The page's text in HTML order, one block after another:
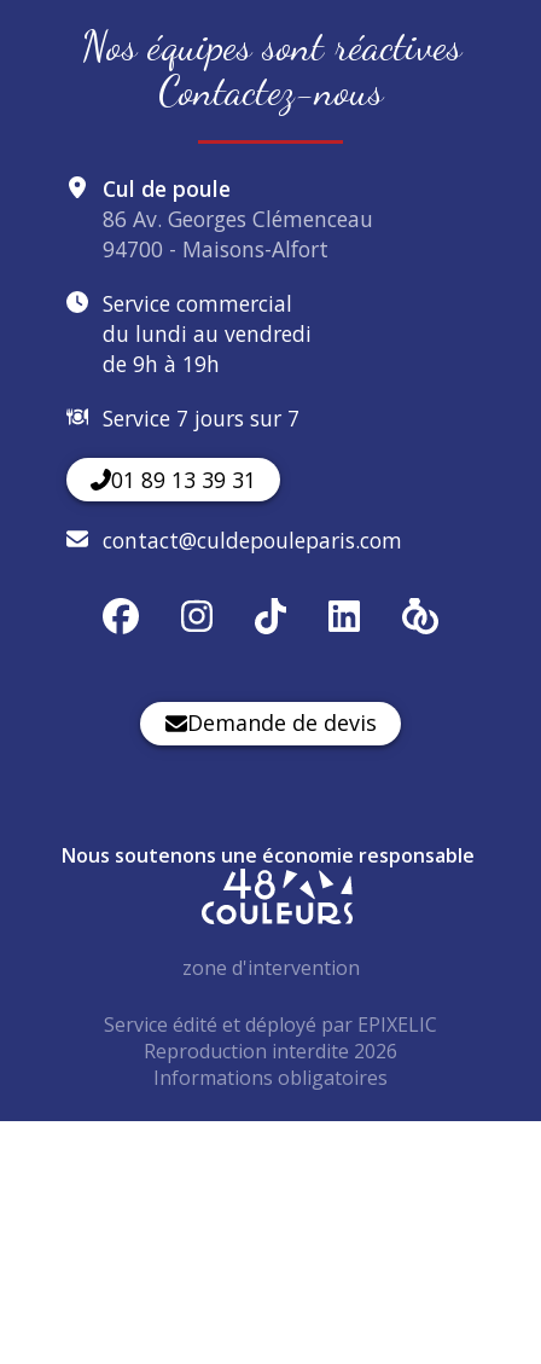
Nos équipes sont réactives
Contactez-nous
Cul de poule
86 Av. Georges Clémenceau
94700 - Maisons-Alfort
Service commercial
du lundi au vendredi
de 9h à 19h
Service 7 jours sur 7
01 89 13 39 31
contact@culdepouleparis.com
Demande de devis
Nous soutenons une économie responsable
zone d'intervention
Service édité et déployé par EPIXELIC
—
Reproduction interdite 2026
—
Informations obligatoires